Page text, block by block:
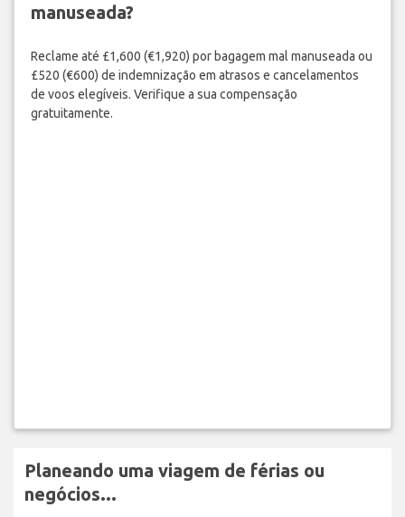
manuseada?
Reclame até £1,600 (€1,920) por bagagem mal manuseada ou
£520 (€600) de indemnização em atrasos e cancelamentos
de voos elegíveis. Verifique a sua compensação
gratuitamente.
Planeando uma viagem de férias ou
negócios...